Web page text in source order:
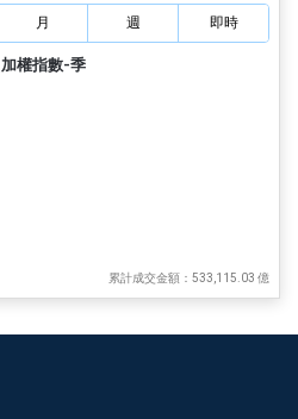
月 週 即時
加權指數-季
累計成交金額：533,115.03 億